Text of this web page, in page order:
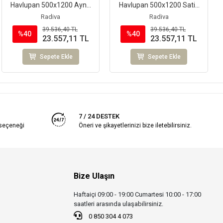
Havlupan 500x1200 Ayna
Polisaj
Radiva
%40
39.536,40 TL
23.557,11 TL
Sepete Ekle
Havlupan 500x1200 Satin
Polisaj
Radiva
%40
39.536,40 TL
23.557,11 TL
Sepete Ekle
7 / 24 DESTEK
Öneri ve şikayetlerinizi bize iletebilirsiniz.
Bize Ulaşın
Haftaiçi 09:00 - 19:00 Cumartesi 10:00 - 17:00
saatleri arasında ulaşabilirsiniz.
0 850 304 4 073